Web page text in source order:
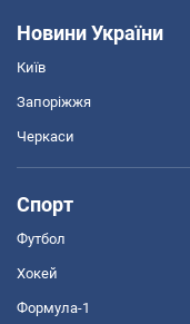
Новини України
Київ
Запоріжжя
Черкаси
Спорт
Футбол
Хокей
Формула-1